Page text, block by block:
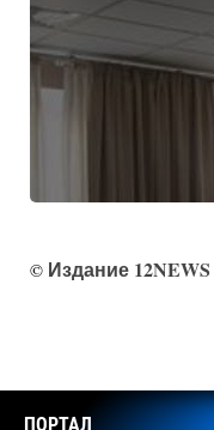
© Издание 12NEWS
ПОРТАЛ